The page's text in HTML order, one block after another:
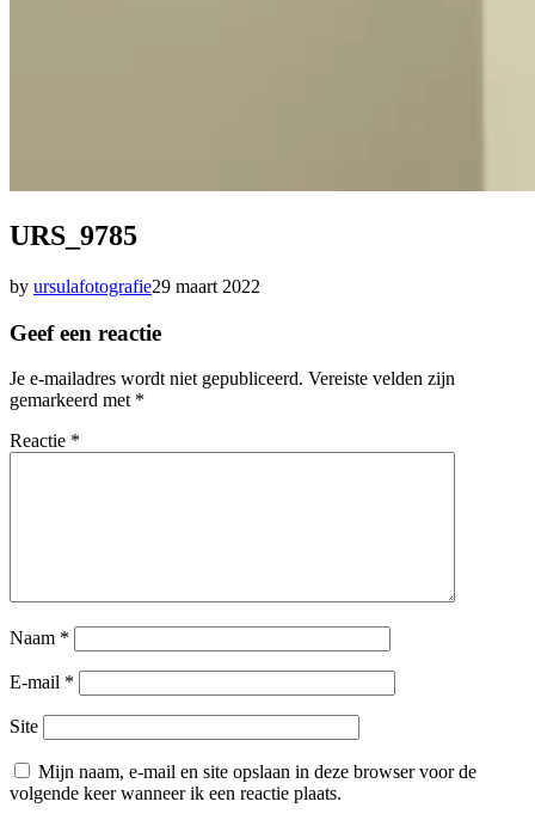
URS_9785
by ursulafotografie29 maart 2022
Geef een reactie
Je e-mailadres wordt niet gepubliceerd. Vereiste velden zijn
gemarkeerd met *
Reactie *
Naam *
E-mail *
Site
Mijn naam, e-mail en site opslaan in deze browser voor de
volgende keer wanneer ik een reactie plaats.